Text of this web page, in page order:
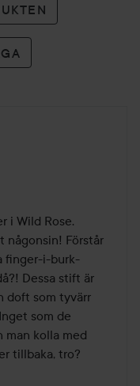
i Wild Rose.
någonsin! Förstår
finger-i-burk-
Dessa stift är
doft som tyvärr
som de
man kolla med
tillbaka, tro?